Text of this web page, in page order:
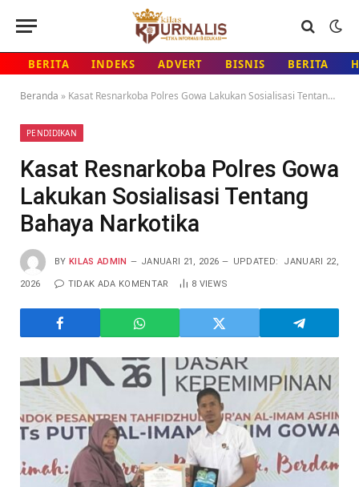
BERITA INDEKS ADVERT BISNIS BERITA
Beranda » Kasat Resnarkoba Polres Gowa Lakukan Sosialisasi Tentang Bahaya Narkotika
PENDIDIKAN
Kasat Resnarkoba Polres Gowa
Lakukan Sosialisasi Tentang
Bahaya Narkotika
BY KILAS ADMIN JANUARI 21, 2026 UPDATED: JANUARI 22,
2026 TIDAK ADA KOMENTAR 8 VIEWS